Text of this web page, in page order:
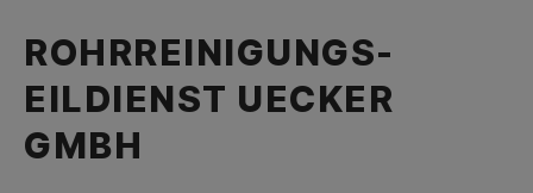
ROHRREINIGUNGS-
EILDIENST UECKER
GMBH